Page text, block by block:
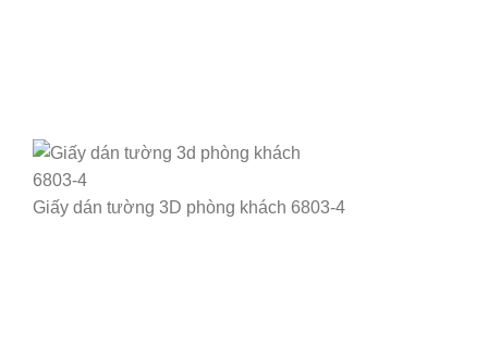
Giấy dán tường 3D phòng khách 6803-4